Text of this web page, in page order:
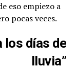
eso empiezo a
pocas veces.
los días de
lluvia”